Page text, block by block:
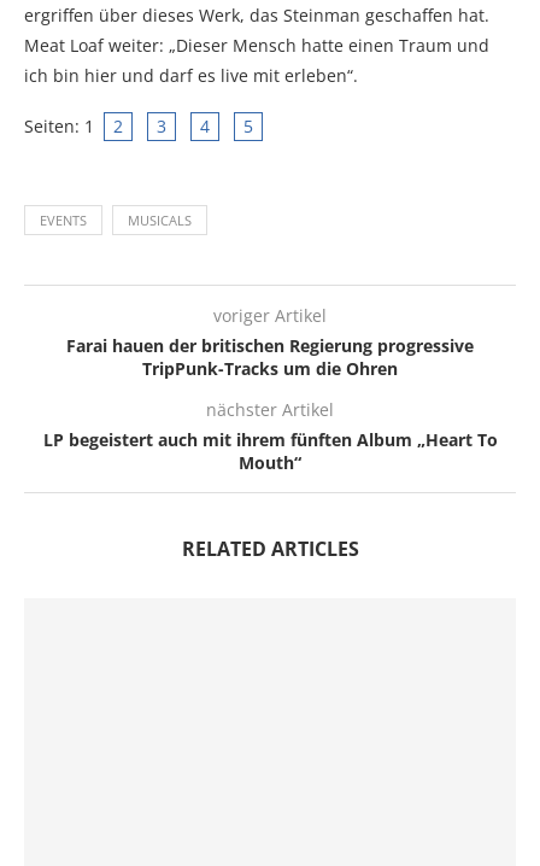
ergriffen über dieses Werk, das Steinman geschaffen hat.
Meat Loaf weiter: „Dieser Mensch hatte einen Traum und
ich bin hier und darf es live mit erleben“.
Seiten: 1 2 3 4 5
EVENTS MUSICALS
voriger Artikel
Farai hauen der britischen Regierung progressive
TripPunk-Tracks um die Ohren
nächster Artikel
LP begeistert auch mit ihrem fünften Album „Heart To
Mouth“
RELATED ARTICLES